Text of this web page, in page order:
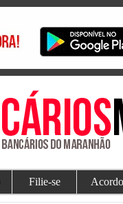
Filie-se